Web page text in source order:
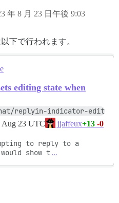
年 8 月 23 日午後 9:03
下で行われます。
editing state when
replyin-indicator-edit
Aug 23 UTC jjaffeux+13 -0
to reply to a
show t …